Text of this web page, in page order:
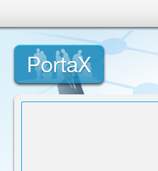
Saltar ao contido
Axuda